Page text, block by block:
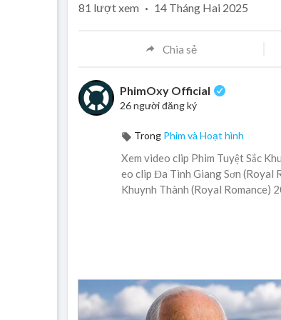
81 lượt xem · 14 Tháng Hai 2025
Chia sẻ
PhimOxy Official
26 người đăng ký
Trong Phim và Hoạt hình
Xem video clip Phim Tuyệt Sắc
eo clip Đa Tình Giang Sơn (Royal
Khuynh Thành (Royal Romance)